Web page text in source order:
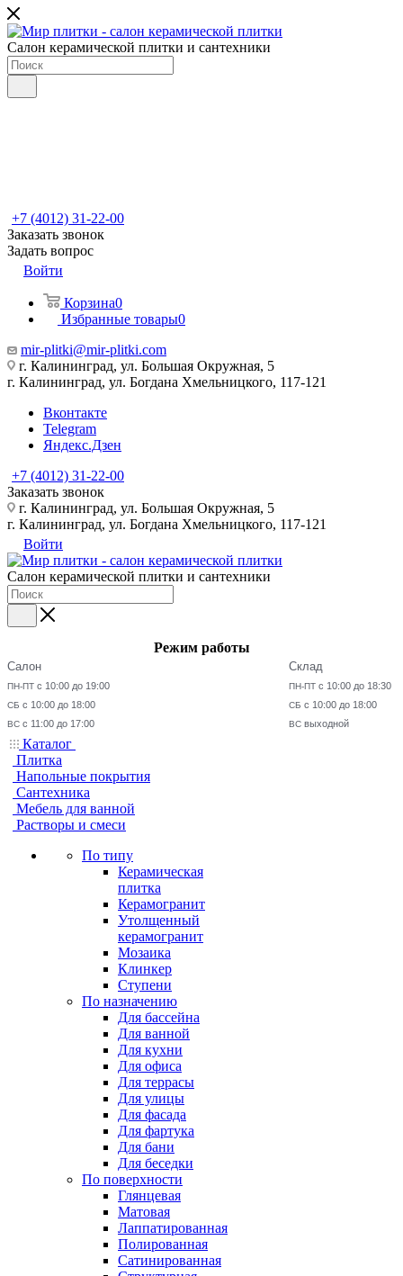
Салон керамической плитки и сантехники
+7 (4012) 31-22-00
Заказать звонок
Задать вопрос
Войти
Корзина0
Избранные товары0
mir-plitki@mir-plitki.com
г. Калининград, ул. Большая Окружная, 5
г. Калининград, ул. Богдана Хмельницкого, 117-121
Вконтакте
Telegram
Яндекс.Дзен
+7 (4012) 31-22-00
Заказать звонок
г. Калининград, ул. Большая Окружная, 5
г. Калининград, ул. Богдана Хмельницкого, 117-121
Войти
Салон керамической плитки и сантехники
Режим работы
Салон
ПН-ПТ с 10:00 до 19:00
СБ с 10:00 до 18:00
ВС с 11:00 до 17:00
Склад
ПН-ПТ с 10:00 до 18:30
СБ с 10:00 до 18:00
ВС выходной
Каталог
Плитка
Напольные покрытия
Сантехника
Мебель для ванной
Растворы и смеси
По типу
Керамическая
плитка
Керамогранит
Утолщенный
керамогранит
Мозаика
Клинкер
Ступени
По назначению
Для бассейна
Для ванной
Для кухни
Для офиса
Для террасы
Для улицы
Для фасада
Для фартука
Для бани
Для беседки
По поверхности
Глянцевая
Матовая
Лаппатированная
Полированная
Сатинированная